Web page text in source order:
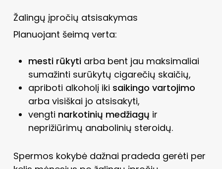
Žalingų įpročių atsisakymas
Planuojant šeimą verta:
mesti rūkytiarba bent jau maksimaliai
sumažinti surūkytų cigarečių skaičių,
apriboti alkoholį iki saikingo vartojimo
arba visiškai jo atsisakyti,
vengti narkotinių medžiagų ir
neprižiūrimų anabolinių steroidų.
Spermos kokybė dažnai pradeda gerėti per